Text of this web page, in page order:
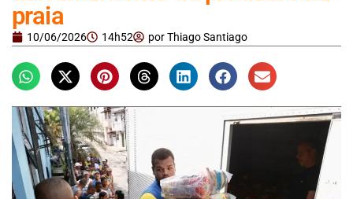
praia
10/06/2026 14h52 porThiago Santiago